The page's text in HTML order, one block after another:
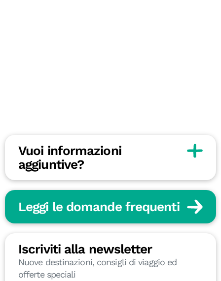
Vuoi informazioni
aggiuntive?
Leggi le domande frequenti
Iscriviti alla newsletter
Nuove destinazioni, consigli di viaggio ed
offerte speciali